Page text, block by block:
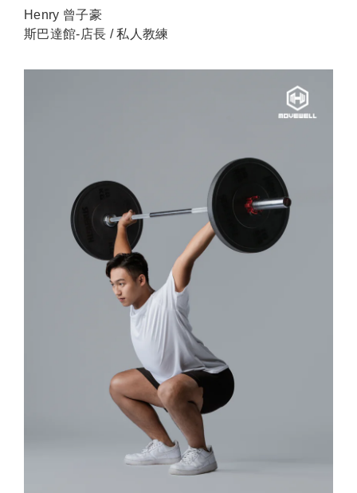
Henry 曾子豪
斯巴達館-店長 / 私人教練